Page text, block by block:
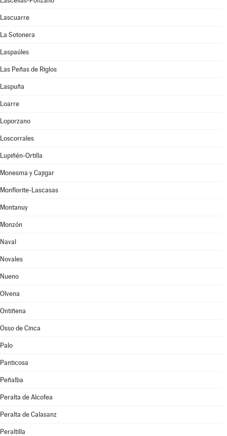
Lascuarre
La Sotonera
Laspaúles
Las Peñas de Riglos
Laspuña
Loarre
Loporzano
Loscorrales
Lupiñén-Ortilla
Monesma y Cajigar
Monflorite-Lascasas
Montanuy
Monzón
Naval
Novales
Nueno
Olvena
Ontiñena
Osso de Cinca
Palo
Panticosa
Peñalba
Peralta de Alcofea
Peralta de Calasanz
Peraltilla